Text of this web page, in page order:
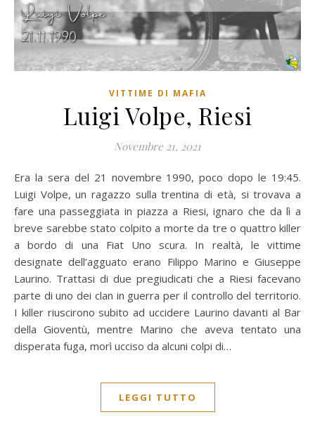
VITTIME DI MAFIA
Luigi Volpe, Riesi
Novembre 21, 2021
Era la sera del 21 novembre 1990, poco dopo le 19:45.
Luigi Volpe, un ragazzo sulla trentina di età, si trovava a
fare una passeggiata in piazza a Riesi, ignaro che da lì a
breve sarebbe stato colpito a morte da tre o quattro killer
a bordo di una Fiat Uno scura. In realtà, le vittime
designate dell’agguato erano Filippo Marino e Giuseppe
Laurino. Trattasi di due pregiudicati che a Riesi facevano
parte di uno dei clan in guerra per il controllo del territorio.
I killer riuscirono subito ad uccidere Laurino davanti al Bar
della Gioventù, mentre Marino che aveva tentato una
disperata fuga, morì ucciso da alcuni colpi di…
LEGGI TUTTO